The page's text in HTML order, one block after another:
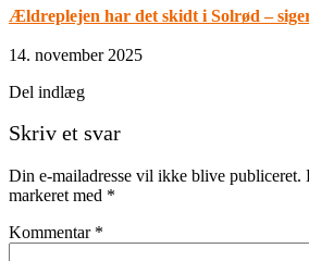
Ældreplejen har det skidt i Solrød –
14. november 2025
Del indlæg
Skriv et svar
Din e-mailadresse vil ikke blive publiceret.
markeret med *
Kommentar *